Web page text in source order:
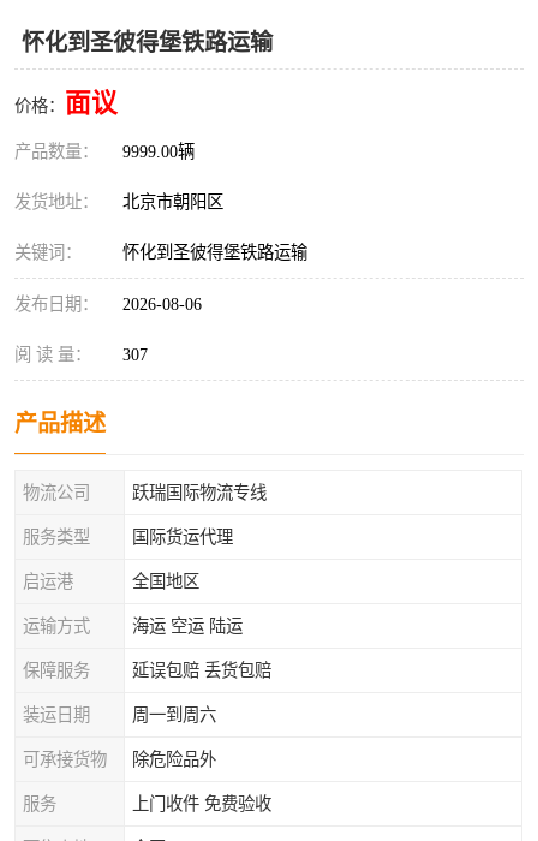
怀化到圣彼得堡铁路运输
价格： 面议
产品数量： 9999.00辆
发货地址： 北京市朝阳区
关键词： 怀化到圣彼得堡铁路运输
发布日期： 2026-08-06
阅 读 量： 307
产品描述
物流公司 跃瑞国际物流专线
服务类型 国际货运代理
启运港 全国地区
运输方式 海运 空运 陆运
保障服务 延误包赔 丢货包赔
装运日期 周一到周六
可承接货物 除危险品外
服务 上门收件 免费验收